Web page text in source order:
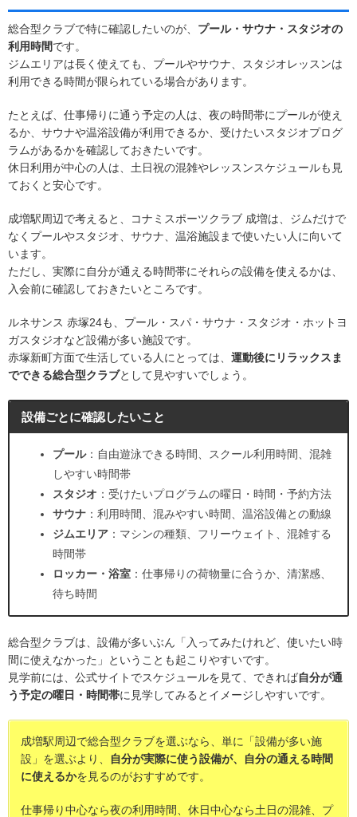
総合型クラブで特に確認したいのが、 プール・サウナ・スタジオの
利用時間です。
ジムエリアは長く使えても、プールやサウナ、スタジオレッスンは
利用できる時間が限られている場合があります。
たとえば、仕事帰りに通う予定の人は、夜の時間帯にプールが使え
るか、サウナや温浴設備が利用できるか、受けたいスタジオプログ
ラムがあるかを確認しておきたいです。
休日利用が中心の人は、土日祝の混雑やレッスンスケジュールも見
ておくと安心です。
成増駅周辺で考えると、コナミスポーツクラブ 成増は、ジムだけで
なくプールやスタジオ、サウナ、温浴施設まで使いたい人に向いて
います。
ただし、実際に自分が通える時間帯にそれらの設備を使えるかは、
入会前に確認しておきたいところです。
ルネサンス 赤塚24も、プール・スパ・サウナ・スタジオ・ホットヨ
ガスタジオなど設備が多い施設です。
赤塚新町方面で生活している人にとっては、 運動後にリラックスま
でできる総合型クラブとして見やすいでしょう。
設備ごとに確認したいこと
プール：自由遊泳できる時間、スクール利用時間、混雑
しやすい時間帯
スタジオ ：受けたいプログラムの曜日・時間・予約方法
サウナ ：利用時間、混みやすい時間、温浴設備との動線
ジムエリア ：マシンの種類、フリーウェイト、混雑する
時間帯
ロッカー・浴室 ：仕事帰りの荷物量に合うか、清潔感、
待ち時間
総合型クラブは、設備が多いぶん「入ってみたけれど、使いたい時
間に使えなかった」ということも起こりやすいです。
見学前には、公式サイトでスケジュールを見て、できれば自分が通
う予定の曜日・時間帯に見学してみるとイメージしやすいです。
成増駅周辺で総合型クラブを選ぶなら、単に「設備が多い施
設」を選ぶより、
自分が実際に使う設備が、自分の通える時間
に使えるかを見るのがおすすめです。
仕事帰り中心なら夜の利用時間、休日中心なら土日の混雑、プ